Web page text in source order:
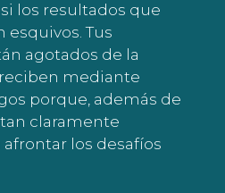
los resultados que
esquivos. Tus
agotados de la
mediante
porque, además de
claramente
los desafíos